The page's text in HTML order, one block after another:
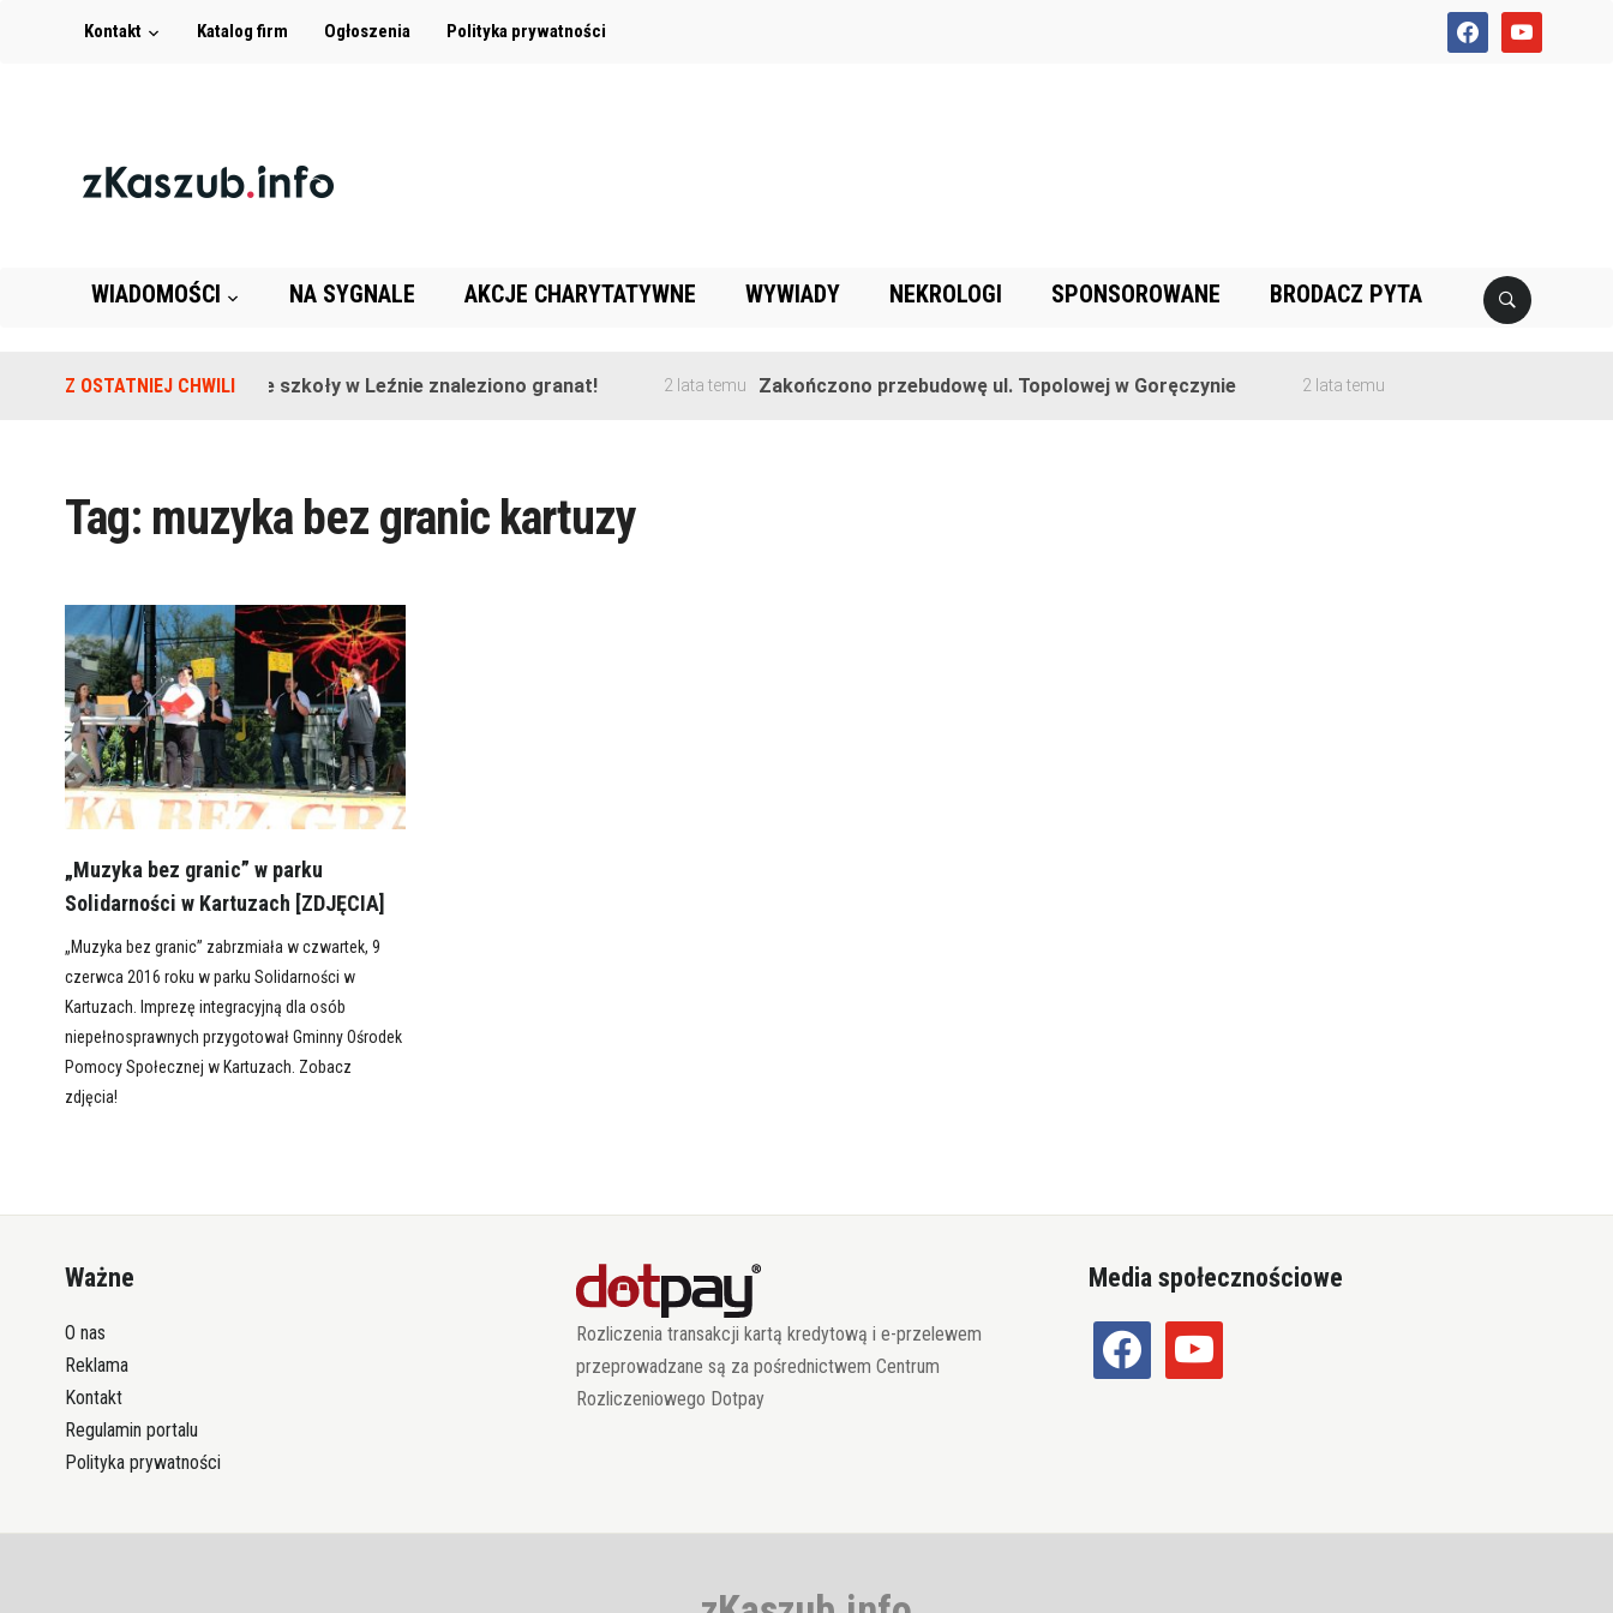
facebookyoutube
Kontakt Katalog firm Ogłoszenia Polityka prywatności
WIADOMOŚCI NA SYGNALE AKCJE CHARYTATYWNE WYWIADY NEKROLOGI SPONSOROWANE BRODACZ PYTA
Z OSTATNIEJ CHWILINa terenie szkoły w Leźnie znaleziono granat! 2 lata temu Zakończono przebudowę ul. Topolowej w Goręczynie 2 lata temu
Tag: muzyka bez granic kartuzy
„Muzyka bez granic” w parku
Solidarności w Kartuzach [ZDJĘCIA]
„Muzyka bez granic” zabrzmiała w czwartek, 9
czerwca 2016 roku w parku Solidarności w
Kartuzach. Imprezę integracyjną dla osób
niepełnosprawnych przygotował Gminny Ośrodek
Pomocy Społecznej w Kartuzach. Zobacz
zdjęcia!
Ważne
O nas
Reklama
Kontakt
Regulamin portalu
Polityka prywatności
Rozliczenia transakcji kartą kredytową i e-przelewem
przeprowadzane są za pośrednictwem Centrum
Rozliczeniowego Dotpay
Media społecznościowe
facebook youtube